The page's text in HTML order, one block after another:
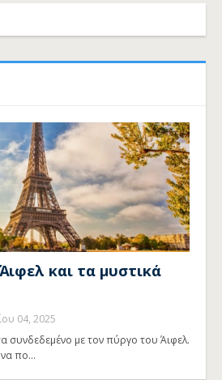
και τα μυστικά
04, 2025
συνδεδεμένο με τον πύργο του Άιφελ.
να πο…